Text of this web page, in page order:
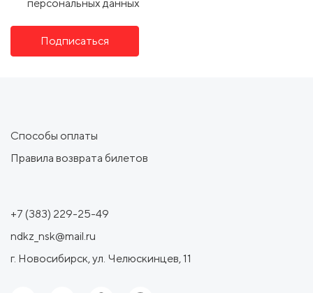
персональных данных
Подписаться
Способы оплаты
Правила возврата билетов
+7 (383) 229-25-49
ndkz_nsk@mail.ru
г. Новосибирск, ул. Челюскинцев, 11